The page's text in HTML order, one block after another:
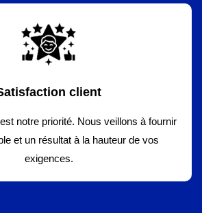
client
notre priorité. Nous veillons à fournir
et un résultat à la hauteur de vos
exigences.